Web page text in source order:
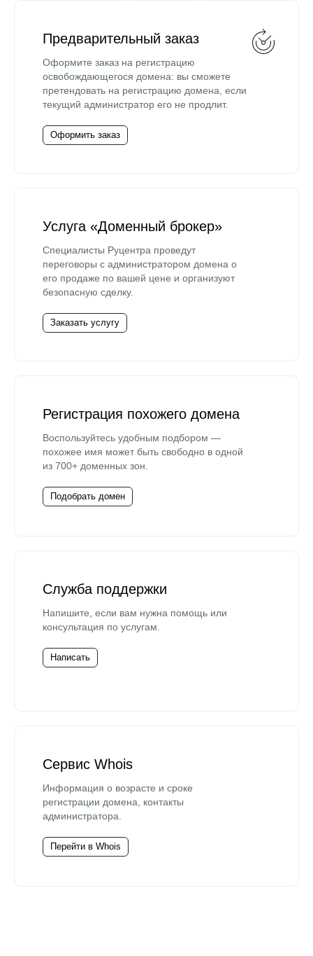
Предварительный заказ
Оформите заказ на регистрацию
освобождающегося домена: вы сможете
претендовать на регистрацию домена, если
текущий администратор его не продлит.
Оформить заказ
Услуга «Доменный брокер»
Специалисты Руцентра проведут
переговоры с администратором домена о
его продаже по вашей цене и организуют
безопасную сделку.
Заказать услугу
Регистрация похожего домена
Воспользуйтесь удобным подбором —
похожее имя может быть свободно в одной
из 700+ доменных зон.
Подобрать домен
Служба поддержки
Напишите, если вам нужна помощь или
консультация по услугам.
Написать
Сервис Whois
Информация о возрасте и сроке
регистрации домена, контакты
администратора.
Перейти в Whois